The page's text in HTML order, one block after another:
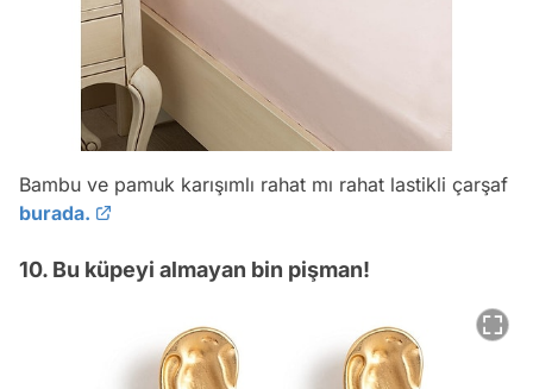
Bambu ve pamuk karışımlı rahat mı rahat lastikli çarşaf
burada.
10. Bu küpeyi almayan bin pişman!